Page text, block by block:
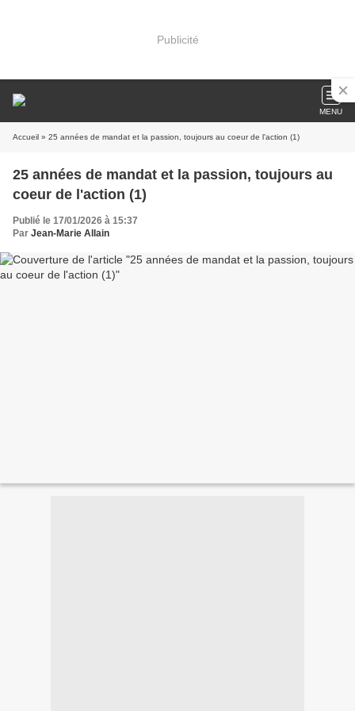
Publicité
MENU
Accueil » 25 années de mandat et la passion, toujours au coeur de l'action (1)
25 années de mandat et la passion, toujours au
coeur de l'action (1)
Publié le 17/01/2026 à 15:37
Par Jean-Marie Allain